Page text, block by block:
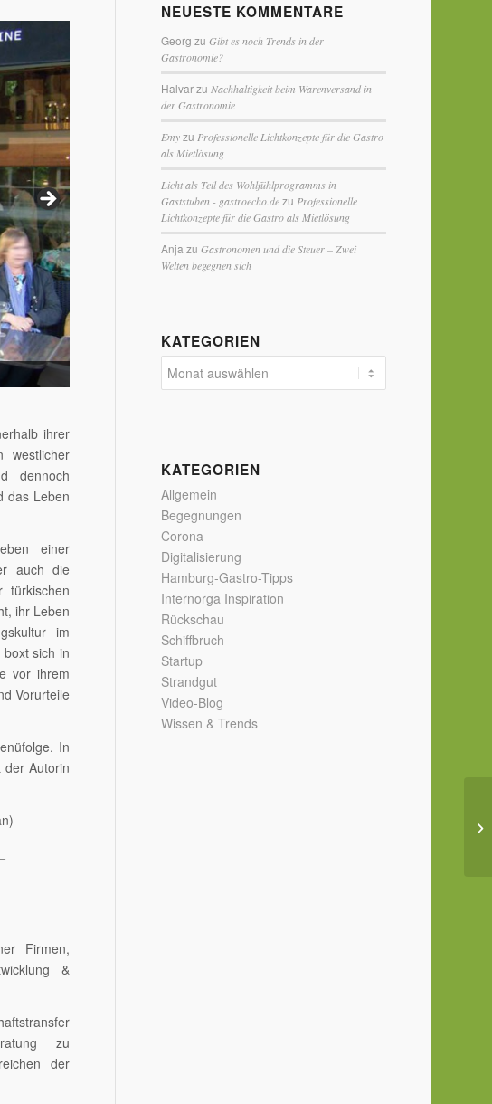
ihrer
westlicher
dennoch
das Leben
einer
auch die
türkischen
ihr Leben
im
sich in
vor ihrem
Vorurteile
In
Autorin
Firmen,
&
zu
der
NEUESTE KOMMENTARE
Georg zuGibt es noch Trends in der
Gastronomie?
Halvarzu Nachhaltigkeit beim Warenversand in
der Gastronomie
Emyzu Professionelle Lichtkonzepte für die Gastro
als Mietlösung
Licht als Teil des Wohlfühlprogramms in
Gaststuben - gastroecho.dezu Professionelle
Lichtkonzepte für die Gastro als Mietlösung
Anja zuGastronomen und die Steuer – Zwei
Welten begegnen sich
KATEGORIEN
KATEGORIEN
Allgemein
Begegnungen
Corona
Digitalisierung
Hamburg-Gastro-Tipps
Internorga Inspiration
Rückschau
Schiffbruch
Startup
Strandgut
Video-Blog
Wissen & Trends